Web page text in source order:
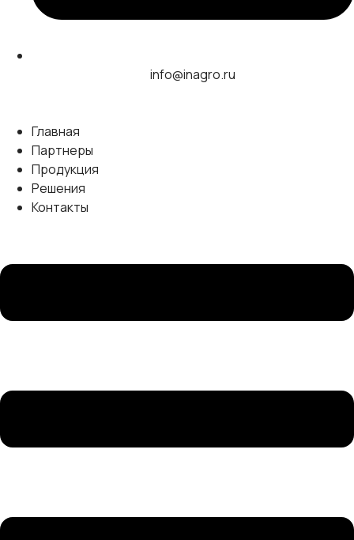
info@inagro.ru
Главная
Партнеры
Продукция
Решения
Контакты